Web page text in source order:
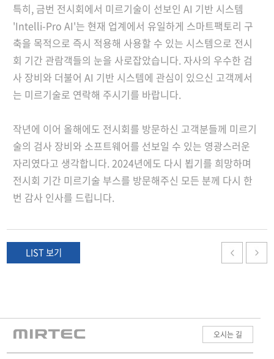
특히, 금번 전시회에서 미르기술이 선보인 AI 기반 시스템
'Intelli-Pro AI'는 현재 업계에서 유일하게 스마트팩토리 구
축을 목적으로 즉시 적용해 사용할 수 있는 시스템으로 전시
회 기간 관람객들의 눈을 사로잡았습니다. 자사의 우수한 검
사 장비와 더불어 AI 기반 시스템에 관심이 있으신 고객께서
는 미르기술로 연락해 주시기를 바랍니다.
작년에 이어 올해에도 전시회를 방문하신 고객분들께 미르기
술의 검사 장비와 소프트웨어를 선보일 수 있는 영광스러운
자리였다고 생각합니다. 2024년에도 다시 뵙기를 희망하며
전시회 기간 미르기술 부스를 방문해주신 모든 분께 다시 한
번 감사 인사를 드립니다.
LIST 보기
오시는 길